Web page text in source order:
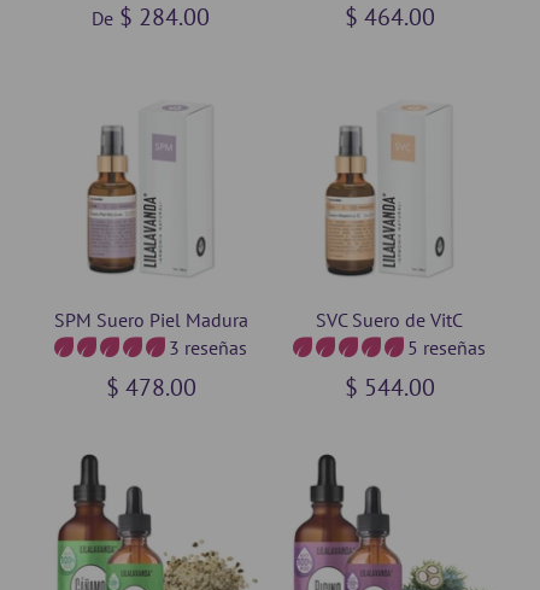
De $ 284.00 $ 464.00
SPM Suero Piel Madura
3 reseñas
$ 478.00
SVC Suero de VitC
5 reseñas
$ 544.00